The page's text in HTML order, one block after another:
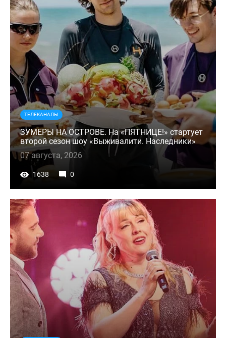
ТЕЛЕКАНАЛЫ
ЗУМЕРЫ НА ОСТРОВЕ. На «ПЯТНИЦЕ!» стартует
второй сезон шоу «Выживалити. Наследники»
07 августа, 2026
1638 0